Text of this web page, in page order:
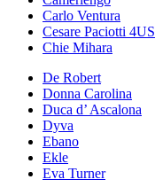
Carlo Ventura
Cesare Paciotti 4US
Chie Mihara
De Robert
Donna Carolina
Duca d’ Ascalona
Dyva
Ebano
Ekle
Eva Turner